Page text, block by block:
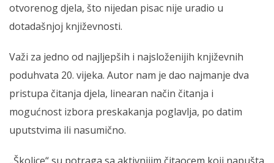
otvorenog djela, što nijedan pisac nije uradio u
dotadašnjoj književnosti.
Važi za jedno od najljepših i najsloženijih književnih
poduhvata 20. vijeka. Autor nam je dao najmanje dva
pristupa čitanja djela, linearan način čitanja i
mogućnost izbora preskakanja poglavlja, po datim
uputstvima ili nasumično.